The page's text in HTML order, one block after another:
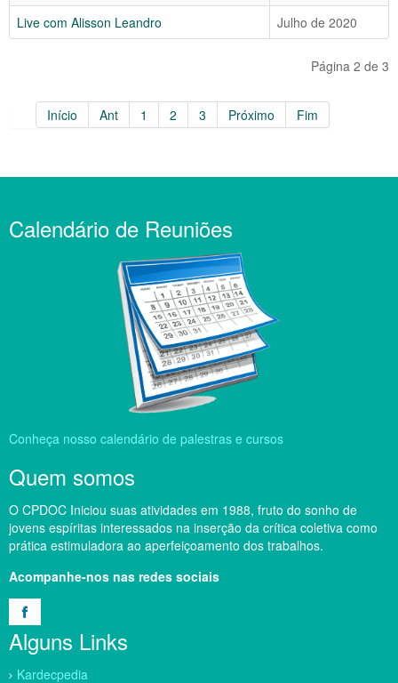
Live com Alisson Leandro
Julho de 2020
Página 2 de 3
Início Ant 1 2 3 Próximo Fim
Calendário de Reuniões
Conheça nosso calendário de palestras e cursos
Quem somos
O CPDOC Iniciou suas atividades em 1988, fruto do sonho de
jovens espíritas interessados na inserção da crítica coletiva como
prática estimuladora ao aperfeiçoamento dos trabalhos.
Acompanhe-nos nas redes sociais
Alguns Links
Kardecpedia